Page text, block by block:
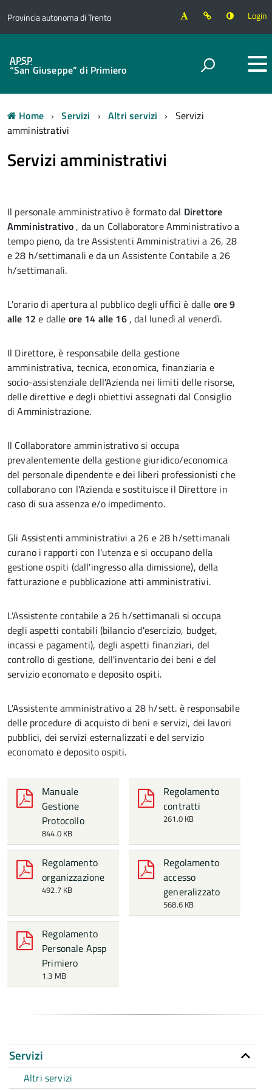
Provincia autonoma di Trento Login
APSP
“San Giuseppe” di Primiero
Home Servizi Altri servizi
Servizi
amministrativi
Servizi amministrativi
Il personale amministrativo è formato dal Direttore
Amministrativo, da un Collaboratore Amministrativo a
tempo pieno, da tre Assistenti Amministrativi a 26, 28
e 28 h/settimanali e da un Assistente Contabile a 26
h/settimanali.
L'orario di apertura al pubblico degli uffici è dalle ore 9
alle 12 e dalle ore 14 alle 16, dal lunedì al venerdì.
Il Direttore, è responsabile della gestione
amministrativa, tecnica, economica, finanziaria e
socio-assistenziale dell'Azienda nei limiti delle risorse,
delle direttive e degli obiettivi assegnati dal Consiglio
di Amministrazione.
Il Collaboratore amministrativo si occupa
prevalentemente della gestione giuridico/economica
del personale dipendente e dei liberi professionisti che
collaborano con l'Azienda e sostituisce il Direttore in
caso di sua assenza e/o impedimento.
Gli Assistenti amministrativi a 26 e 28 h/settimanali
curano i rapporti con l'utenza e si occupano della
gestione ospiti (dall'ingresso alla dimissione), della
fatturazione e pubblicazione atti amministrativi.
L'Assistente contabile a 26 h/settimanali si occupa
degli aspetti contabili (bilancio d'esercizio, budget,
incassi e pagamenti), degli aspetti finanziari, del
controllo di gestione, dell'inventario dei beni e del
servizio economato e deposito ospiti.
L'Assistente amministrativo a 28 h/sett. è responsabile
delle procedure di acquisto di beni e servizi, dei lavori
pubblici, dei servizi esternalizzati e del servizio
economato e deposito ospiti.
Manuale
Gestione
Protocollo
844.0 KB
Regolamento
contratti
261.0 KB
Regolamento
organizzazione
492.7 KB
Regolamento
accesso
generalizzato
568.6 KB
Regolamento
Personale Apsp
Primiero
1.3 MB
Servizi
Altri servizi